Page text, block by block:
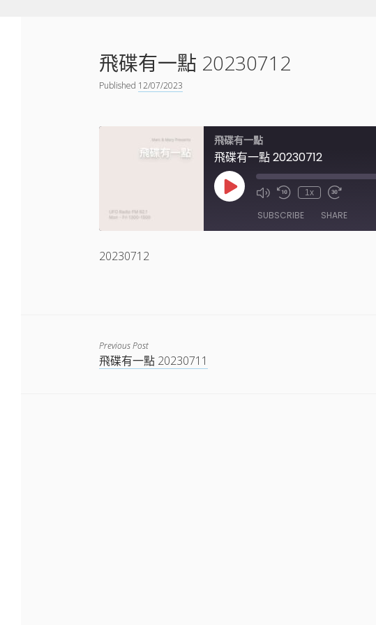
飛碟有一點 20230712
Published 12/07/2023
飛碟有一點
飛碟有一點 20230712
Play
Episode
1x
SUBSCRIBE SHARE
SHARE
20230712
Previous Post
飛碟有一點 20230711